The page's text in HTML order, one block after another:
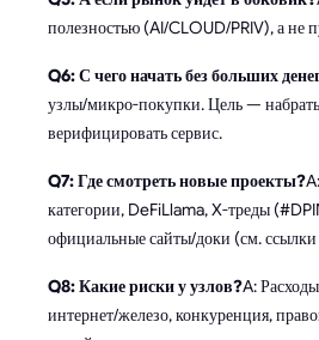
полезностью (AI/CLOUD/PRIV), а не
Q6: С чего начать без больших
узлы/микро-покупки. Цель —
верифицировать сервис.
Q7: Где смотреть новые проекты?
категории, DeFiLlama, X-треды
официальные сайты/доки (см. ссылки
Q8: Какие риски у узлов?A:
интернет/железо, конкуренция,